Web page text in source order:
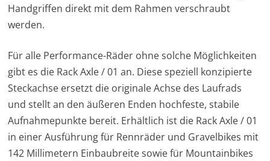
Handgriffen direkt mit dem Rahmen verschraubt
werden.
Für alle Performance-Räder ohne solche Möglichkeiten
gibt es die Rack Axle / 01 an. Diese speziell konzipierte
Steckachse ersetzt die originale Achse des Laufrads
und stellt an den äußeren Enden hochfeste, stabile
Aufnahmepunkte bereit. Erhältlich ist die Rack Axle / 01
in einer Ausführung für Rennräder und Gravelbikes mit
142 Millimetern Einbaubreite sowie für Mountainbikes